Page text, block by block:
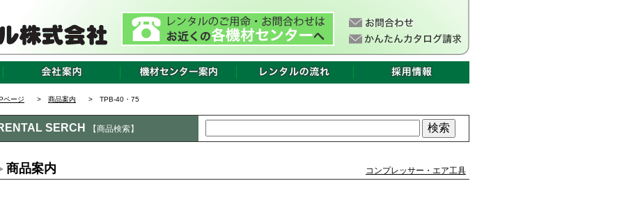
ページ > 商品案内 > TPB-40・75
SERCH 【商品検索】
商品案内 コンプレッサー・エア工具